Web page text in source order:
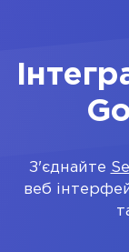
З'єднайте
веб